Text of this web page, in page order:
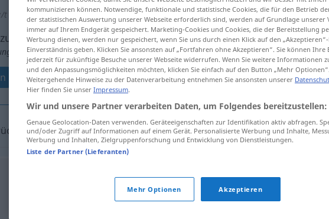
t
anklicken/antippen)
reembolsar
kommunizieren können. Notwendige, funktionale und statistische Cookies, die für den Betrieb
der statistischen Auswertung unserer Webseite erforderlich sind, werden auf Grundlage unserer
immer auf Ihrem Endgerät gespeichert. Marketing-Cookies und Cookies, die der Bereitstellung
Werbung dienen, werden nur gespeichert, wenn Sie uns durch einen Klick auf den
Einverständnis geben. Klicken Sie ansonsten auf „Fortfahren ohne Akzeptieren“. Sie können Ihre
jederzeit für zukünftige Besuche unserer Webseite widerrufen. Wenn Sie weitere Informationen
und den Anpassungsmöglichkeiten möchten, klicken Sie einfach auf den Button „Mehr Optionen“.
Weitergehende Hinweise zu der Datenverarbeitung entnehmen Sie ansonsten unserer
Hier finden Sie unser Impressum.
Wir und unsere Partner verarbeiten Daten, um Folgendes bereitzustellen:
Genaue Geolocation-Daten verwenden. Geräteeigenschaften zur Identifikation aktiv abfragen.
und/oder Zugriff auf Informationen auf einem Gerät. Personalisierte Werbung und Inhalte,
Werbung und Inhalten, Zielgruppenforschung und Entwicklung von Dienstleistungen.
Liste der Partner (Lieferanten)
Mehr Optionen Akzeptieren